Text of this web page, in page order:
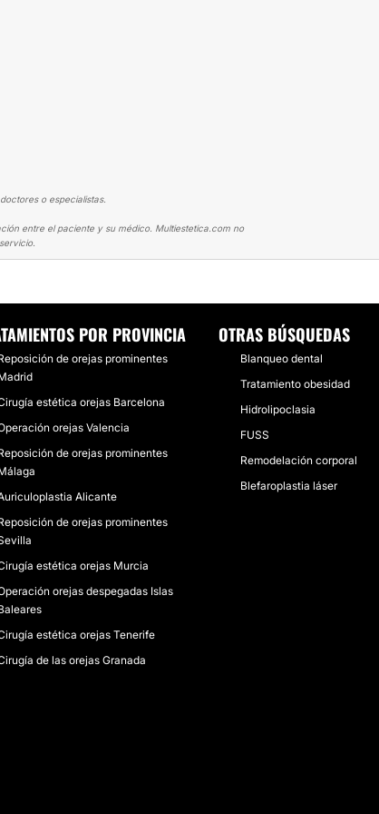
o especialistas.
entre el paciente y su médico. Multiestetica.com no
POR PROVINCIA
de orejas prominentes
estética orejas Barcelona
orejas Valencia
de orejas prominentes
Alicante
de orejas prominentes
estética orejas Murcia
orejas despegadas Islas
estética orejas Tenerife
de las orejas Granada
OTRAS BÚSQUEDAS
Blanqueo dental
Tratamiento obesidad
Hidrolipoclasia
FUSS
Remodelación corporal
Blefaroplastia láser